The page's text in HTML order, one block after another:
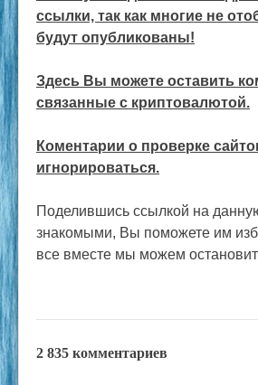
ссылки, так как многие не
будут опубликованы!
Здесь Вы можете оставить
связанные с криптовалютой.
Коментарии о проверке
игнорироваться.
Поделившись ссылкой на
знакомыми, Вы поможете им
все вместе мы можем
2 835 комментариев